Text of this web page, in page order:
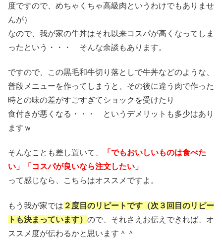
度ですので、めちゃくちゃ高級肉というわけでもありませ
んが）
なので、我が家の牛丼はそれ以来コスパが高くなってしま
ったという・・・ そんな余談もあります。
ですので、この黒毛和牛切り落としで牛丼などのような、
普段メニューを作ってしまうと、その後に違う肉で作った
時との味の差がすごすぎてショックを受けたり
食付きが悪くなる・・・ というデメリットも多少はあり
ますｗ
そんなことも差し置いて、
「でもおいしいものは食べた
い」「コスパが良いなら注文したい」
って感じなら、こちらはオススメですよ。
もう我が家では ２度目のリピートです（次３回目のリピー
トも決まっています） ので、それさえお伝えできれば、オ
ススメ度が伝わるかと思います＾＾